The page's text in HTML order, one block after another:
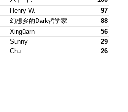
Henry W.
97
幻想乡的dark哲学家
88
Xingüarn
56
Sunny
29
Chu 26